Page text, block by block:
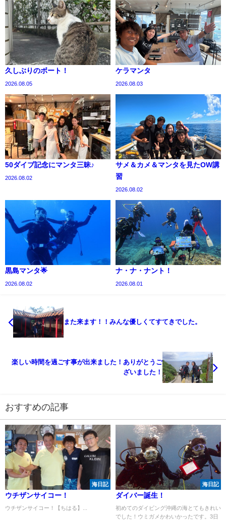
久しぶりのボート！
2026.08.05
ケラマンタ
2026.08.03
50ダイブ記念にマンタ三昧♪
2026.08.02
サメ＆カメ＆マンタを見たOW講
習
2026.08.02
黒島マンタ🌟
2026.08.02
ナ・ナ・ナント！
2026.08.01
また来ます！！みんな優しくてすてきでした。
楽しい時間を過ごす事が出来ました！ありがとうご
ざいました！
おすすめの記事
海日記
ウチザンサイコー！
ウチザンサイコー！【ちはる】...
海日記
ダイバー誕生！
初めてのダイビング沖縄の海とてもきれい
でした！ウミガメかわいかったです。3日